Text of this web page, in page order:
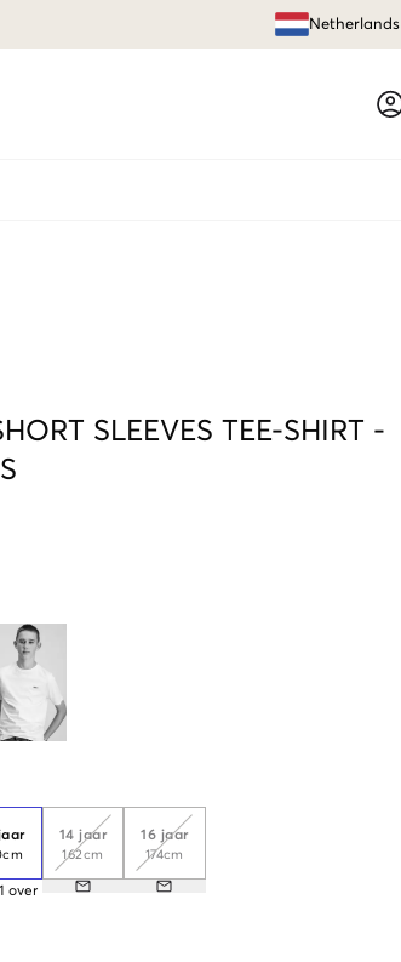
Netherlands
SLEEVES TEE-SHIRT -
1 over
14 jaar
162cm
16 jaar
174cm